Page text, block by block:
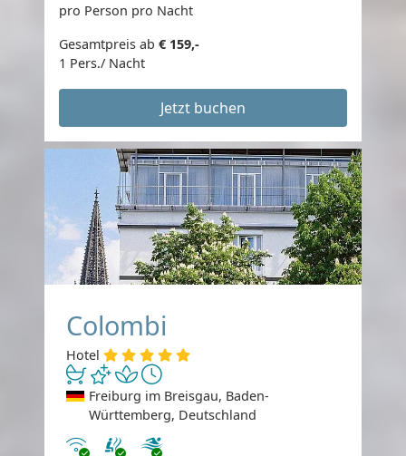
pro Person pro Nacht
Gesamtpreis ab € 159,-
1 Pers./ Nacht
Jetzt buchen
Colombi
Hotel
Freiburg im Breisgau, Baden-
Württemberg, Deutschland
Internet